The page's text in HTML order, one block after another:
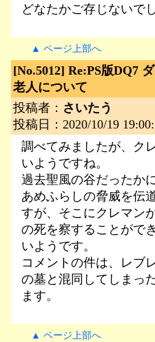
どなたかご存じないで
▲ ページ上部へ
[No.5012] Re:PS版DQ7
老人について
投稿者： さいたう
投稿日：2020/10/19
調べてみましたが、ク
いようですね。
過去聖風の谷だったか
あめふらしの脅威を伝
すが、そこにクレマン
の死を察することがで
いようです。
コメントの件は、レブ
の墓と混同してしまっ
ます。
▲ ページ上部へ